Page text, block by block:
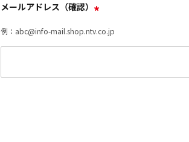
メールアドレス（確認） *
例：abc@info-mail.shop.ntv.co.jp